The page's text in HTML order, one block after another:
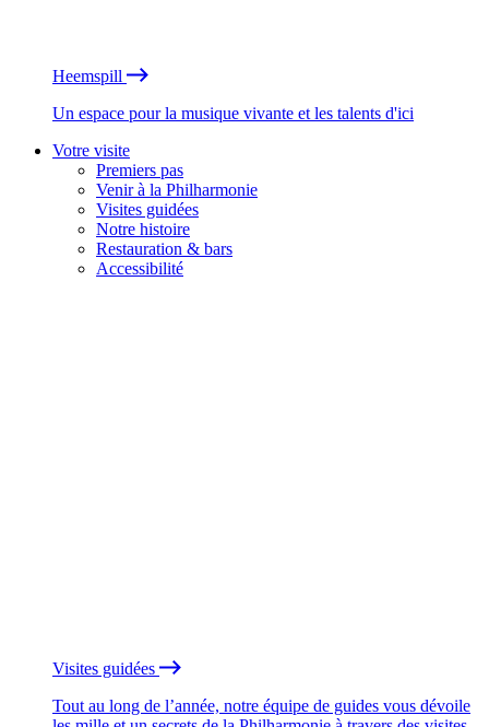
Heemspill
Un espace pour la musique vivante et les talents d'ici
Votre visite
Premiers pas
Venir à la Philharmonie
Visites guidées
Notre histoire
Restauration & bars
Accessibilité
Visites guidées
Tout au long de l’année, notre équipe de guides vous dévoile